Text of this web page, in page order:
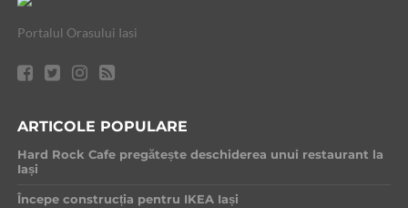
Portalul Orasului Iasi
ARTICOLE POPULARE
Hard Rock Cafe pregătește deschiderea unui restaurant la
Iași
Începe construcția pentru IKEA Iași